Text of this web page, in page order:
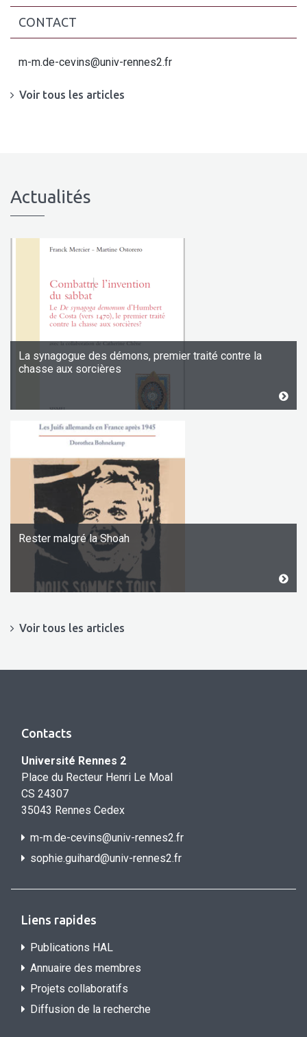
CONTACT
m-m.de-cevins@univ-rennes2.fr
Voir tous les articles
Actualités
La synagogue des démons, premier traité contre la
chasse aux sorcières
Rester malgré la Shoah
Voir tous les articles
Contacts
Université Rennes 2
Place du Recteur Henri Le Moal
CS 24307
35043 Rennes Cedex
m-m.de-cevins@univ-rennes2.fr
sophie.guihard@univ-rennes2.fr
Liens rapides
Publications HAL
Annuaire des membres
Projets collaboratifs
Diffusion de la recherche